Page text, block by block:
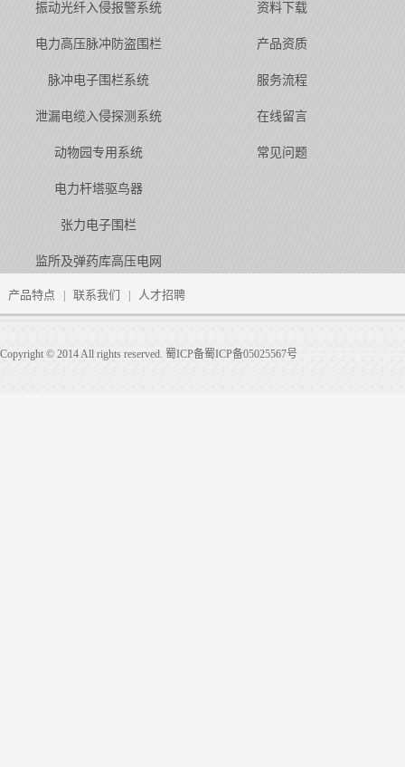
振动光纤入侵报警系统
电力高压脉冲防盗围栏
脉冲电子围栏系统
泄漏电缆入侵探测系统
动物园专用系统
电力杆塔驱鸟器
张力电子围栏
监所及弹药库高压电网
资料下载
产品资质
服务流程
在线留言
常见问题
产品特点 联系我们 人才招聘
Copyright © 2014 All rights reserved. 蜀ICP备蜀ICP备05025567号